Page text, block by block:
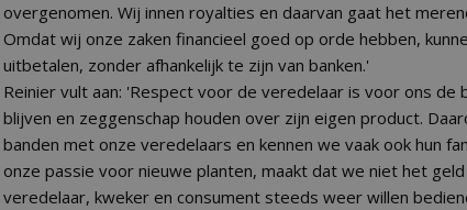
overgenomen. Wij innen royalties en daarvan gaat het
Omdat wij onze zaken financieel goed op orde hebben,
uitbetalen, zonder afhankelijk te zijn van banken.'
Reinier vult aan: 'Respect voor de veredelaar is voor ons de
blijven en zeggenschap houden over zijn eigen product.
banden met onze veredelaars en kennen we vaak ook hun
onze passie voor nieuwe planten, maakt dat we niet het
veredelaar, kweker en consument steeds weer willen